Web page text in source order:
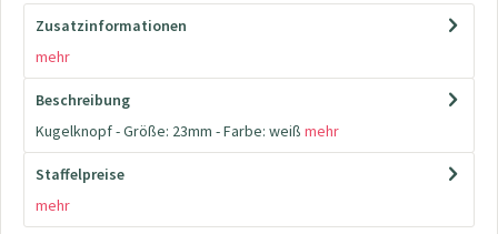
Zusatzinformationen
mehr
Beschreibung
Kugelknopf - Größe: 23mm - Farbe: weiß mehr
Staffelpreise
mehr